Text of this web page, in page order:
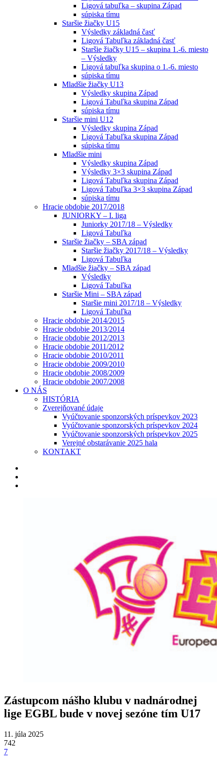
Ligová tabuľka – skupina Západ
súpiska tímu
Staršie žiačky U15
Výsledky základná časť
Ligová Tabuľka základná časť
Staršie žiačky U15 – skupina 1.-6. miesto
– Výsledky
Ligová tabuľka skupina o 1.-6. miesto
súpiska tímu
Mladšie žiačky U13
Výsledky skupina Západ
Ligová Tabuľka skupina Západ
súpiska tímu
Staršie mini U12
Výsledky skupina Západ
Ligová Tabuľka skupina Západ
súpiska tímu
Mladšie mini
Výsledky skupina Západ
Výsledky 3×3 skupina Západ
Ligová Tabuľka skupina Západ
Ligová Tabuľka 3×3 skupina Západ
súpiska tímu
Hracie obdobie 2017/2018
JUNIORKY – I. liga
Juniorky 2017/18 – Výsledky
Ligová Tabuľka
Staršie žiačky – SBA západ
Staršie žiačky 2017/18 – Výsledky
Ligová Tabuľka
Mladšie žiačky – SBA západ
Výsledky
Ligová Tabuľka
Staršie Mini – SBA západ
Staršie mini 2017/18 – Výsledky
Ligová Tabuľka
Hracie obdobie 2014/2015
Hracie obdobie 2013/2014
Hracie obdobie 2012/2013
Hracie obdobie 2011/2012
Hracie obdobie 2010/2011
Hracie obdobie 2009/2010
Hracie obdobie 2008/2009
Hracie obdobie 2007/2008
O NÁS
HISTÓRIA
Zverejňované údaje
Vyúčtovanie sponzorských príspevkov 2023
Vyúčtovanie sponzorských príspevkov 2024
Vyúčtovanie sponzorských príspevkov 2025
Verejné obstarávanie 2025 hala
KONTAKT
Zástupcom nášho klubu v nadnárodnej
lige EGBL bude v novej sezóne tím U17
11. júla 2025
742
7